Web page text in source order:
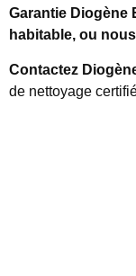
Garantie Diogène
habitable, ou
Contactez
de nettoyage